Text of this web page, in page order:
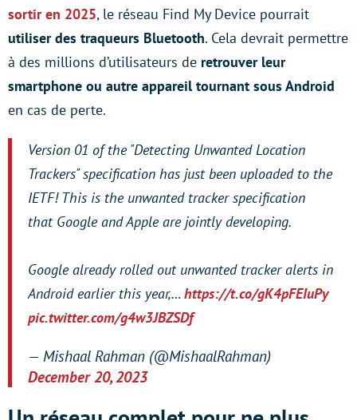
sortir en 2025, le réseau Find My Device pourrait
utiliser des traqueurs Bluetooth. Cela devrait permettre
à des millions d’utilisateurs de retrouver leur
smartphone ou autre appareil tournant sous Android
en cas de perte.
Version 01 of the "Detecting Unwanted Location
Trackers" specification has just been uploaded to the
IETF! This is the unwanted tracker specification
that Google and Apple are jointly developing.
Google already rolled out unwanted tracker alerts in
Android earlier this year,…https://t.co/gK4pFEIuPy
pic.twitter.com/g4w3JBZSDf
— Mishaal Rahman (@MishaalRahman)
December 20, 2023